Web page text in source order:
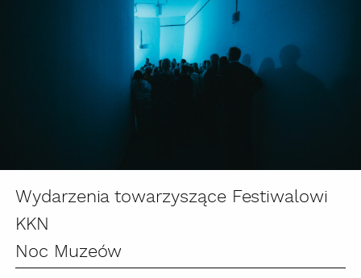
Wydarzenia towarzyszące Festiwalowi
KKN
Noc Muzeów